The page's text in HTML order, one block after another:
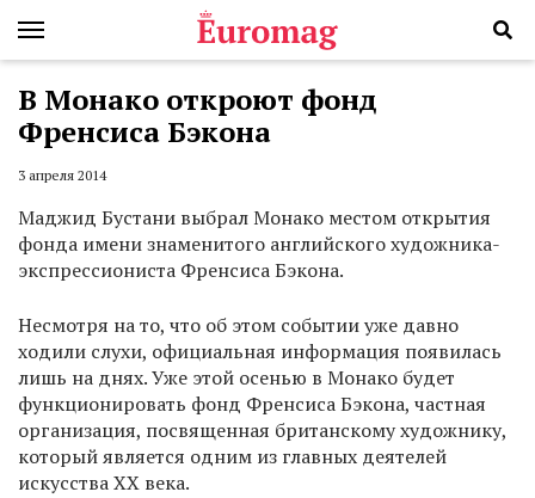
В Монако откроют фонд
Френсиса Бэкона
3 апреля 2014
Маджид Бустани выбрал Монако местом открытия
фонда имени знаменитого английского художника-
экспрессиониста Френсиса Бэкона.
Несмотря на то, что об этом событии уже давно
ходили слухи, официальная информация появилась
лишь на днях. Уже этой осенью в Монако будет
функционировать фонд Френсиса Бэкона, частная
организация, посвященная британскому художнику,
который является одним из главных деятелей
искусства XX века.